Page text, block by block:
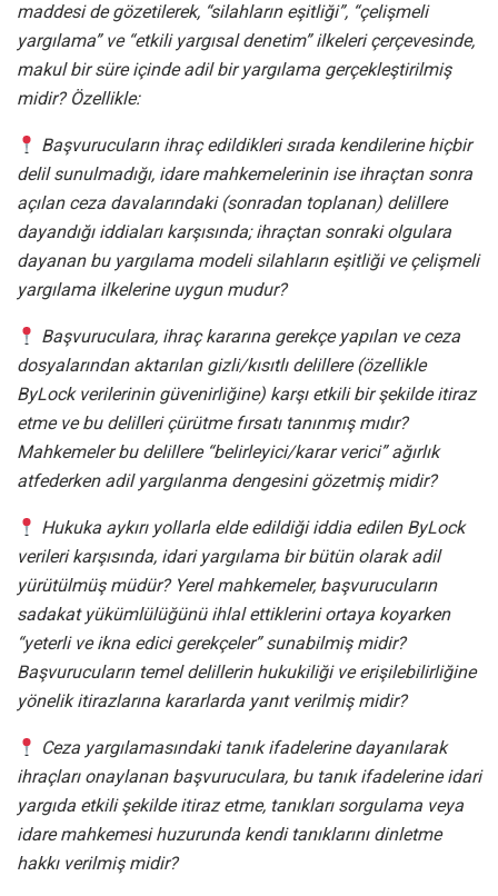
maddesi de gözetilerek, “silahların eşitliği”, “çelişmeli
yargılama” ve “etkili yargısal denetim” ilkeleri çerçevesinde,
makul bir süre içinde adil bir yargılama gerçekleştirilmiş
midir? Özellikle:
Başvurucuların ihraç edildikleri sırada kendilerine hiçbir
delil sunulmadığı, idare mahkemelerinin ise ihraçtan sonra
açılan ceza davalarındaki (sonradan toplanan) delillere
dayandığı iddiaları karşısında; ihraçtan sonraki olgulara
dayanan bu yargılama modeli silahların eşitliği ve çelişmeli
yargılama ilkelerine uygun mudur?
Başvuruculara, ihraç kararına gerekçe yapılan ve ceza
dosyalarından aktarılan gizli/kısıtlı delillere (özellikle
ByLock verilerinin güvenirliğine) karşı etkili bir şekilde itiraz
etme ve bu delilleri çürütme fırsatı tanınmış mıdır?
Mahkemeler bu delillere “belirleyici/karar verici” ağırlık
atfederken adil yargılanma dengesini gözetmiş midir?
Hukuka aykırı yollarla elde edildiği iddia edilen ByLock
verileri karşısında, idari yargılama bir bütün olarak adil
yürütülmüş müdür? Yerel mahkemeler, başvurucuların
sadakat yükümlülüğünü ihlal ettiklerini ortaya koyarken
“yeterli ve ikna edici gerekçeler” sunabilmiş midir?
Başvurucuların temel delillerin hukukiliği ve erişilebilirliğine
yönelik itirazlarına kararlarda yanıt verilmiş midir?
Ceza yargılamasındaki tanık ifadelerine dayanılarak
ihraçları onaylanan başvuruculara, bu tanık ifadelerine idari
yargıda etkili şekilde itiraz etme, tanıkları sorgulama veya
idare mahkemesi huzurunda kendi tanıklarını dinletme
hakkı verilmiş midir?